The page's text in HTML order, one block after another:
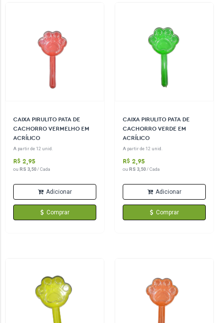
CAIXA PIRULITO PATA DE
CACHORRO VERMELHO EM
ACRÍLICO
A partir de 12 unid.
R$ 2,95
ou RS 3,50/ Cada
Adicionar
Comprar
CAIXA PIRULITO PATA DE
CACHORRO VERDE EM
ACRÍLICO
A partir de 12 unid.
R$ 2,95
ou RS 3,50/ Cada
Adicionar
Comprar